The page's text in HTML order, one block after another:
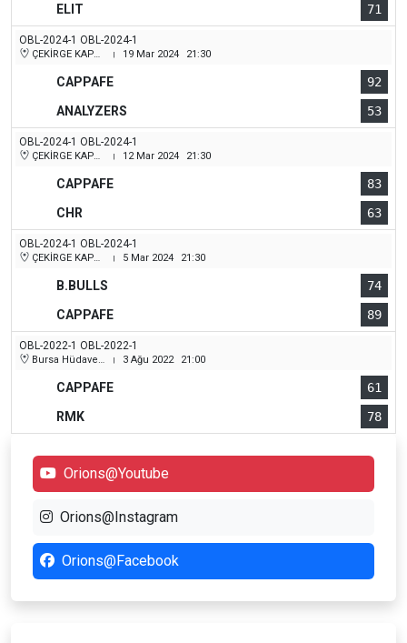
ELIT
71
OBL-2024-1 OBL-2024-1
ÇEKİRGE KAPALI SPOR SALONU | 19 Mar 2024 21:30
CAPPAFE
92
ANALYZERS
53
OBL-2024-1 OBL-2024-1
ÇEKİRGE KAPALI SPOR SALONU | 12 Mar 2024 21:30
CAPPAFE
83
CHR
63
OBL-2024-1 OBL-2024-1
ÇEKİRGE KAPALI SPOR SALONU | 5 Mar 2024 21:30
B.BULLS
74
CAPPAFE
89
OBL-2022-1 OBL-2022-1
Bursa Hüdavendigar (Dikkaldırım) Kapalı Spor Salonu | 3 Ağu 2022 21:00
CAPPAFE
61
RMK
78
Orions@Youtube
Orions@Instagram
Orions@Facebook